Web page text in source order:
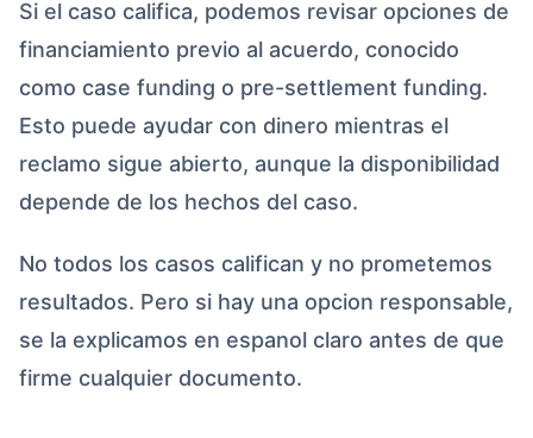
Si el caso califica, podemos revisar opciones de
financiamiento previo al acuerdo, conocido
como case funding o pre-settlement funding.
Esto puede ayudar con dinero mientras el
reclamo sigue abierto, aunque la disponibilidad
depende de los hechos del caso.
No todos los casos califican y no prometemos
resultados. Pero si hay una opcion responsable,
se la explicamos en espanol claro antes de que
firme cualquier documento.